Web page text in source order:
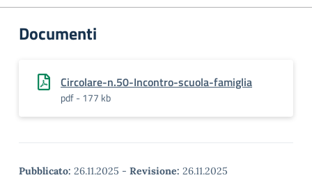
Documenti
Circolare-n.50-Incontro-scuola-famiglia
pdf - 177 kb
Pubblicato: 26.11.2025 - Revisione: 26.11.2025